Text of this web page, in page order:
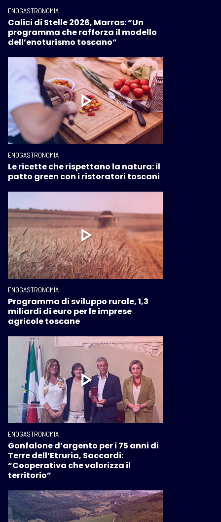
ENOGASTRONOMIA
Calici di Stelle 2026, Marras: “Un
programma che rafforza il modello
dell’enoturismo toscano”
ENOGASTRONOMIA
Le ricette che rispettano la natura: il
patto green con i ristoratori toscani
ENOGASTRONOMIA
Programma di sviluppo rurale, 1,3
miliardi di euro per le imprese
agricole toscane
ENOGASTRONOMIA
Gonfalone d’argento per i 75 anni di
Terre dell’Etruria, Saccardi:
“Cooperativa che valorizza il
territorio”